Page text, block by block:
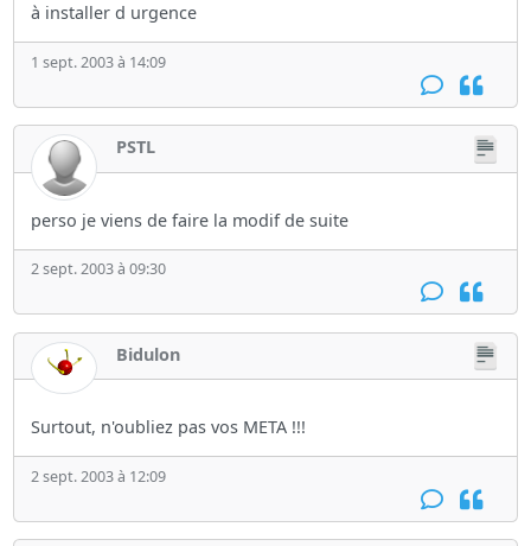
à installer d urgence
1 sept. 2003 à 14:09
PSTL
perso je viens de faire la modif de suite
2 sept. 2003 à 09:30
Bidulon
Surtout, n'oubliez pas vos META !!!
2 sept. 2003 à 12:09